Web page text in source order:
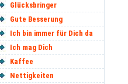
Glücksbringer
Gute Besserung
Ich bin immer für Dich da
Ich mag Dich
Kaffee
Nettigkeiten